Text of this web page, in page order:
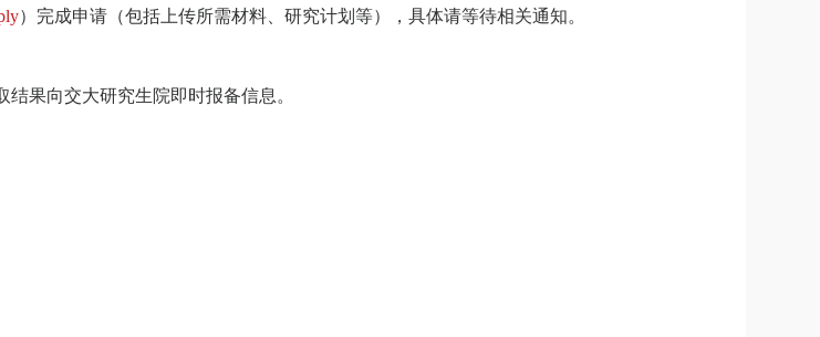
）完成申请（包括上传所需材料、研究计划等），具体请等待相关通知。
果向交大研究生院即时报备信息。